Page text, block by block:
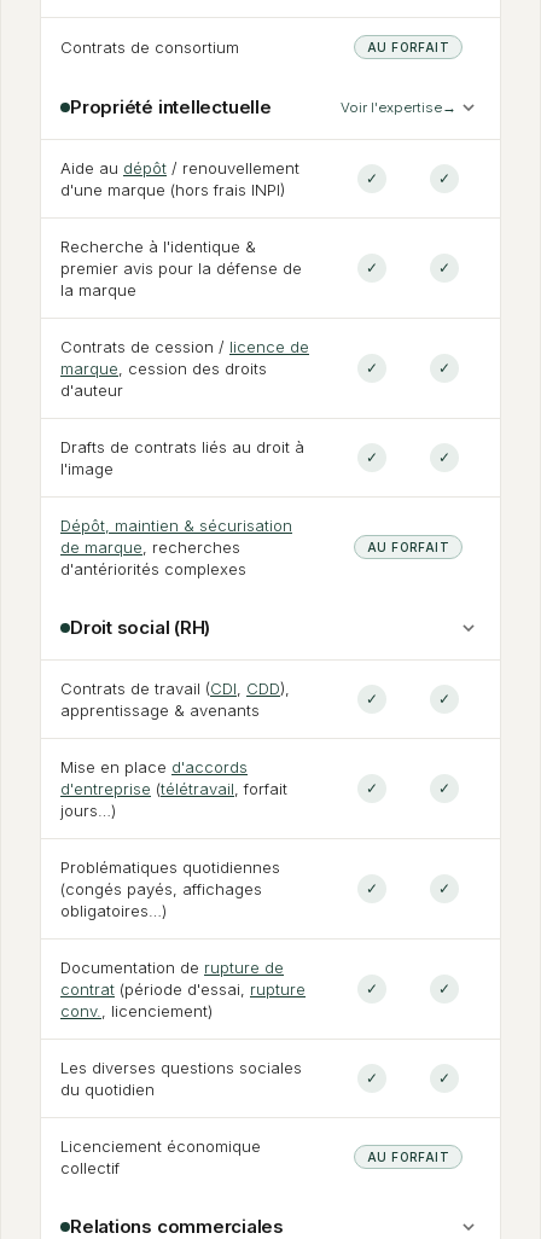
Contrats de consortium AU FORFAIT
Propriété intellectuelle Voir l'expertise→
Aide au dépôt / renouvellement
d'une marque (hors frais INPI)
✓ ✓
Recherche à l'identique &
premier avis pour la défense de
la marque
✓ ✓
Contrats de cession / licence de
marque , cession des droits
d'auteur
✓ ✓
Drafts de contrats liés au droit à
l'image
✓ ✓
Dépôt, maintien & sécurisation
de marque , recherches
d'antériorités complexes
AU FORFAIT
Droit social (RH)
Contrats de travail (CDI CDD),
apprentissage & avenants
✓ ✓
Mise en place d'accords
d'entreprise (télétravail , forfait
jours…)
✓ ✓
Problématiques quotidiennes
(congés payés, affichages
obligatoires…)
✓ ✓
Documentation de rupture de
contrat (période d'essai, rupture
conv.
, licenciement)
✓ ✓
Les diverses questions sociales
du quotidien
✓ ✓
Licenciement économique
collectif
AU FORFAIT
Relations commerciales